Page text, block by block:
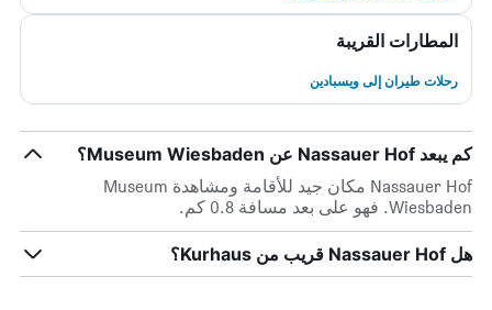
المطارات القريبة
رحلات طيران إلى ويسبادين
كم يبعد Nassauer Hof عن Museum Wiesbaden؟
Nassauer Hof مكان جيد للأقامة ومشاهدة Museum
Wiesbaden. فهو على بعد مسافة 0.8 كم.
هل Nassauer Hof قريب من Kurhaus؟